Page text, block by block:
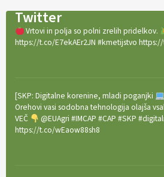
Twitter
Vrtovi in polja so polni zrelih pridelkov.
https://t.co/E7ekAEr2JN #kmetijstvo
[SKP: Digitalne korenine, mladi poganjki
Orehovi vasi sodobna tehnologija olajša
VEČ
@EUAgri #IMCAP #CAP #SKP
https://t.co/wEaow88sh8